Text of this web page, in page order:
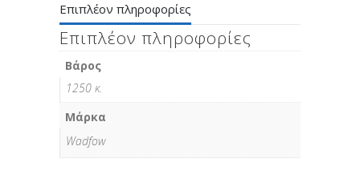
Επιπλέον πληροφορίες
Επιπλέον πληροφορίες
Βάρος
1250 κ.
Μάρκα
Wadfow